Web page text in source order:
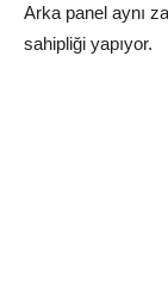
Arka panel aynı
sahipliği yapıyor.